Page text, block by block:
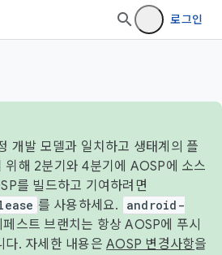
로그인
개발 모델과 일치하고 생태계의 플
위해 2분기와 4분기에 AOSP에 소스
를 빌드하고 기여하려면
를 사용하세요.
android-
페스트 브랜치는 항상 AOSP에 푸시
다. 자세한 내용은 AOSP 변경사항을